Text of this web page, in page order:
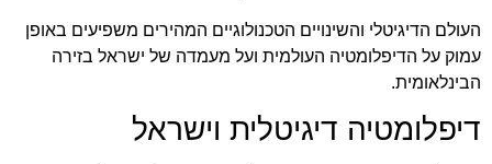
העולם הדיגיטלי והשינויים הטכנולוגיים המהירים משפיעים באופן
עמוק על הדיפלומטיה העולמית ועל מעמדה של ישראל בזירה
הבינלאומית.
דיפלומטיה דיגיטלית וישראל